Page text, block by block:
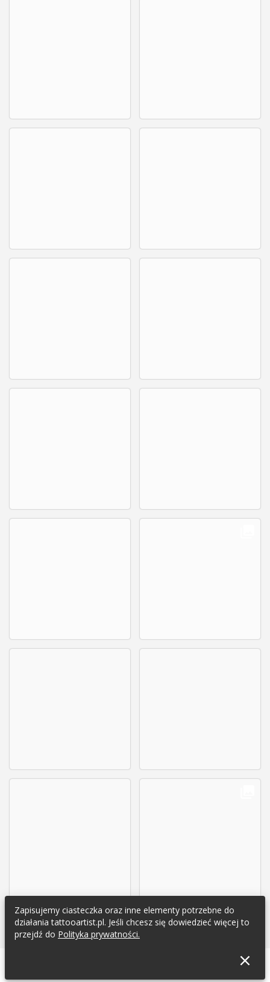
Zapisujemy ciasteczka oraz inne elementy potrzebne do
działania tattooartist.pl. Jeśli chcesz się dowiedzieć więcej to
przejdź do Polityka prywatności.